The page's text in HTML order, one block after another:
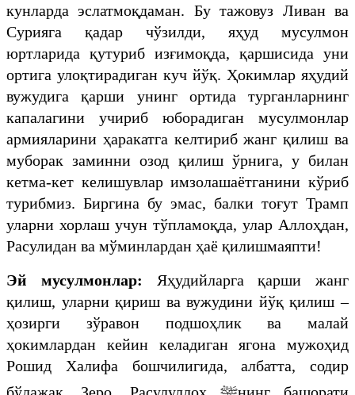
кунларда эслатмоқдаман. Бу тажовуз Ливан ва
Сурияга қадар чўзилди, яҳуд мусулмон
юртларида қутуриб изғимоқда, қаршисида уни
ортига улоқтирадиган куч йўқ. Ҳокимлар яҳудий
вужудига қарши унинг ортида турганларнинг
капалагини учириб юборадиган мусулмонлар
армияларини ҳаракатга келтириб жанг қилиш ва
муборак заминни озод қилиш ўрнига, у билан
кетма-кет келишувлар имзолашаётганини кўриб
турибмиз. Биргина бу эмас, балки тоғут Трамп
уларни хорлаш учун тўпламоқда, улар Аллоҳдан,
Расулидан ва мўминлардан ҳаё қилишмаяпти!
Эй мусулмонлар: Яҳудийларга қарши жанг
қилиш, уларни қириш ва вужудини йўқ қилиш –
ҳозирги зўравон подшоҳлик ва малай
ҳокимлардан кейин келадиган ягона мужоҳид
Рошид Халифа бошчилигида, албатта, содир